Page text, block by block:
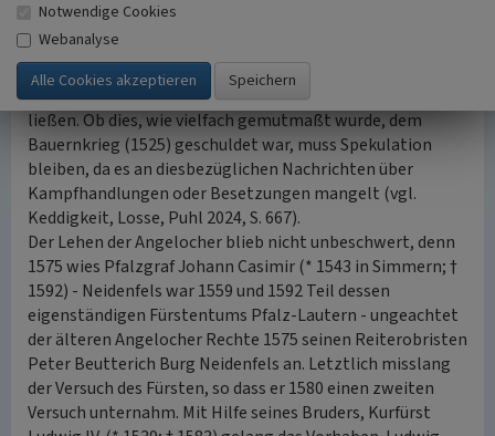
Den Steinhausern folgten im 16. Jahrhundert als
Lehnsinhaber im Einvernehmen mit Kurpfalz die Herren
von Angeloch, die in der zweiten Hälfte des 16.
Jahrhunderts größere Baumaßnahmen durchführen
ließen. Ob dies, wie vielfach gemutmaßt wurde, dem
Bauernkrieg (1525) geschuldet war, muss Spekulation
bleiben, da es an diesbezüglichen Nachrichten über
Kampfhandlungen oder Besetzungen mangelt (vgl.
Keddigkeit, Losse, Puhl 2024, S. 667).
Der Lehen der Angelocher blieb nicht unbeschwert, denn
1575 wies Pfalzgraf Johann Casimir (* 1543 in Simmern; †
1592) - Neidenfels war 1559 und 1592 Teil dessen
eigenständigen Fürstentums Pfalz-Lautern - ungeachtet
der älteren Angelocher Rechte 1575 seinen Reiterobristen
Peter Beutterich Burg Neidenfels an. Letztlich misslang
der Versuch des Fürsten, so dass er 1580 einen zweiten
Versuch unternahm. Mit Hilfe seines Bruders, Kurfürst
Notwendige Cookies
Webanalyse